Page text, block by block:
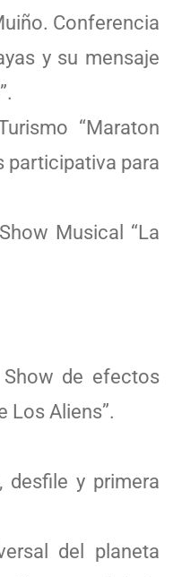
Conferencia
y su mensaje
“Maraton
participativa para
Musical “La
de efectos
Los Aliens”.
desfile y primera
del planeta